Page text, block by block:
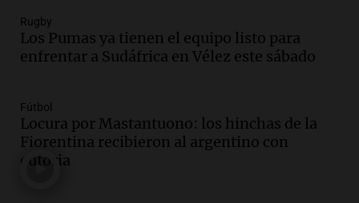
para modificar proyecto de propiedad
privada en el Senado Nacional
Panorama Federal
Audio.
contrato entre cooperativa argentina y
Huawei en Neuquén
Panorama Federal
Rugby
Los Pumas ya tienen el equipo listo para
enfrentar a Sudáfrica en Vélez este sábado
Fútbol
Locura por Mastantuono: los hinchas de la
Fiorentina recibieron al argentino con
euforia